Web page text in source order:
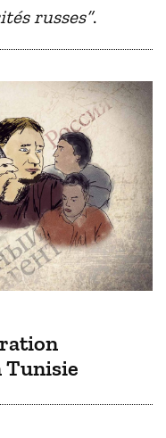
russes”.
Tunisie